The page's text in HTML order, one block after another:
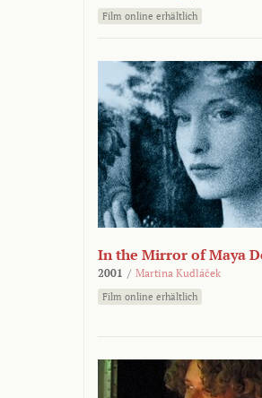
Film online erhältlich
In the Mirror of Maya
2001 / Martina Kudláček
Film online erhältlich